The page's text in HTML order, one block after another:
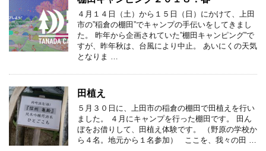
４月１４日（土）から１５日（日）にかけて、上田
市の”稲倉の棚田”でキャンプの手伝いをしてきまし
た。 昨年から企画されていた”棚田キャンピング”で
すが、昨年秋は、台風により中止。 あいにくの天気
となりま …
田植え
５月３０日に、上田市の稲倉の棚田で田植えを行い
ました。 ４月にキャンプを行った棚田です。 田ん
ぼをお借りして、田植え体験です。 （野原の学校か
ら４名。地元から１名参加） ここを、我々の田 …